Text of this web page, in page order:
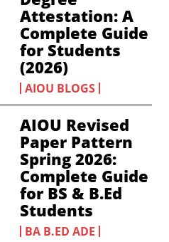
Attestation: A
Complete Guide
for Students
(2026)
AIOU BLOGS
AIOU Revised
Paper Pattern
Spring 2026:
Complete Guide
for BS & B.Ed
Students
BA B.ED ADE